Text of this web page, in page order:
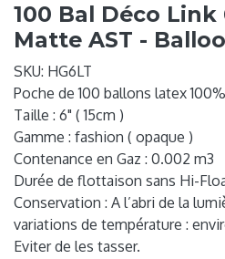
100 Bal Déco Link
Matte AST -
SKU: HG6LT
Poche de 100 ballons latex
Taille : 6" ( 15cm )
Gamme : fashion ( opaque )
Contenance en Gaz : 0.002 m3
Durée de flottaison sans Hi-
Conservation : A l’abri de la
variations de température :
Eviter de les tasser.